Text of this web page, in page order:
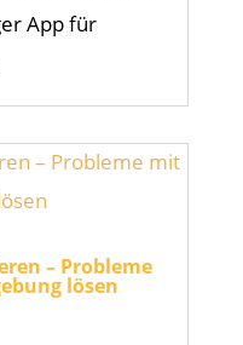
App für
– Probleme
lösen